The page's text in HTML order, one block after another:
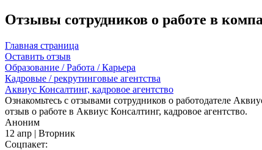
Отзывы сотрудников о работе в
Главная страница
Оставить отзыв
Образование / Работа / Карьера
Кадровые / рекрутинговые агентства
Аквиус Консалтинг, кадровое агентство
Ознакомьтесь с отзывами сотрудников о работодателе
отзыв о работе в Аквиус Консалтинг, кадровое агентство.
Аноним
12 апр | Вторник
Соцпакет: